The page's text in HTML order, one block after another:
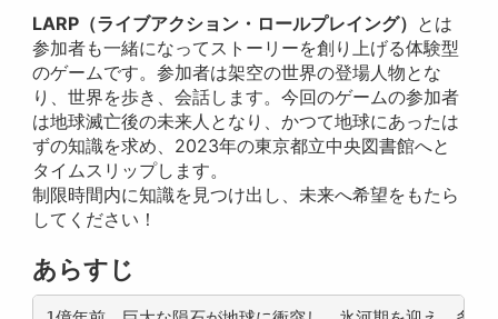
LARP（ライブアクション・ロールプレイング） とは
参加者も一緒になってストーリーを創り上げる体験型
のゲームです。参加者は架空の世界の登場人物とな
り、世界を歩き、会話します。今回のゲームの参加者
は地球滅亡後の未来人となり、かつて地球にあったは
ずの知識を求め、2023年の東京都立中央図書館へと
タイムスリップします。
制限時間内に知識を見つけ出し、未来へ希望をもたら
してください！
あらすじ